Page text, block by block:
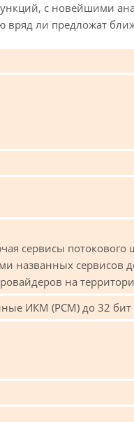
с новейшими
вряд ли предложат
сервисы
названных сервисов
на
ИКМ (PCM) до 32 бит